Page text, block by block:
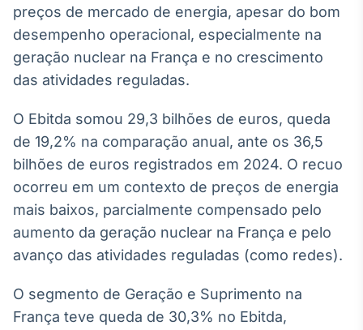
Broadcast
Curadoria
Curadoria de
conteúdos
Soluções de
Tecnologia
Broadcast
Radar
Monitoramento
inteligente de
notícias e
Broadcast
A melhor
plataforma para
preços de mercado de energia, apesar do bom
desempenho operacional, especialmente na
geração nuclear na França e no crescimento
das atividades reguladas.
O Ebitda somou 29,3 bilhões de euros, queda
de 19,2% na comparação anual, ante os 36,5
bilhões de euros registrados em 2024. O recuo
ocorreu em um contexto de preços de energia
mais baixos, parcialmente compensado pelo
aumento da geração nuclear na França e pelo
avanço das atividades reguladas (como redes).
O segmento de Geração e Suprimento na
França teve queda de 30,3% no Ebitda,